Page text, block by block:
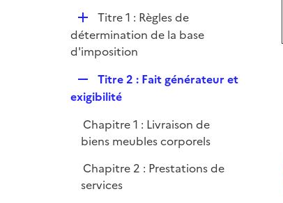
i
e
r
p
l
i
D
é
p
e
r
Titre 1 : Règles de
détermination de la base
d'imposition
e
l
i
e
Titre 2 : Fait générateur et
exigibilité
Chapitre 1 : Livraison de
biens meubles corporels
Chapitre 2 : Prestations de
services